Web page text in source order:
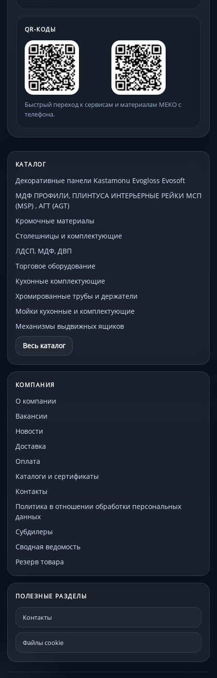
QR-КОДЫ
Быстрый переход к сервисам и материалам МЕКО с
телефона.
КАТАЛОГ
Декоративные панели Kastamonu Evogloss Evosoft
МДФ ПРОФИЛИ, ПЛИНТУСА ИНТЕРЬЕРНЫЕ РЕЙКИ МСП
(MSP) , АГТ (AGT)
Кромочные материалы
Столешницы и комплектующие
ЛДСП, МДФ, ДВП
Торговое оборудование
Кухонные комплектующие
Хромированные трубы и держатели
Мойки кухонные и комплектующие
Механизмы выдвижных ящиков
Весь каталог
КОМПАНИЯ
О компании
Вакансии
Новости
Доставка
Оплата
Каталоги и сертификаты
Контакты
Политика в отношении обработки персональных
данных
Субдилеры
Сводная ведомость
Резерв товара
ПОЛЕЗНЫЕ РАЗДЕЛЫ
Контакты
Файлы cookie